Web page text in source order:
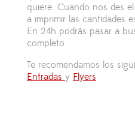
quiere. Cuando nos des
a imprimir las cantidades
En 24h podrás pasar a
completo.
Te recomendamos los
Entradas y Flyers